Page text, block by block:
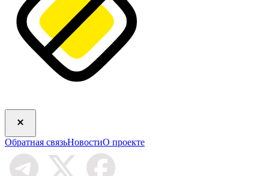
Обратная связьНовостиО проекте